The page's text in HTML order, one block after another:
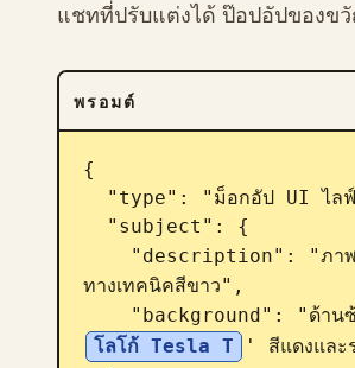
แชทที่ปรับแต่งได้ ป๊อปอัปของข
พรอมต์
{
"description": "ภ
ทางเทคนิคสีขาว",
"background": "ด้
โลโก้ Tesla T
' สีแดงและ